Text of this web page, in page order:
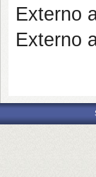
Externo
Externo